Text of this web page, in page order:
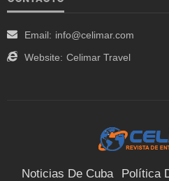
Email: info@celimar.com
Website: Celimar Travel
Noticias De Cuba Política